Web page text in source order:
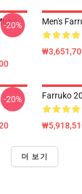
-20% Men's
-20% Farruko
더 보기